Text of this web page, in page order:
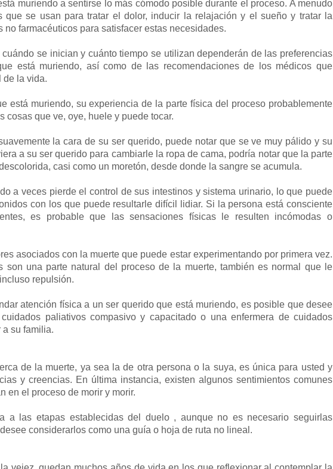
muriendo a sentirse lo más cómodo posible durante el proceso. A menudo
que se usan para tratar el dolor, inducir la relajación y el sueño y tratar la
no farmacéuticos para satisfacer estas necesidades.
se inician y cuánto tiempo se utilizan dependerán de las preferencias
está muriendo, así como de las recomendaciones de los médicos que
de la vida.
está muriendo, su experiencia de la parte física del proceso probablemente
cosas que ve, oye, huele y puede tocar.
la cara de su ser querido, puede notar que se ve muy pálido y su
a su ser querido para cambiarle la ropa de cama, podría notar que la parte
casi como un moretón, desde donde la sangre se acumula.
a veces pierde el control de sus intestinos y sistema urinario, lo que puede
con los que puede resultarle difícil lidiar. Si la persona está consciente
es probable que las sensaciones físicas le resulten incómodas o
asociados con la muerte que puede estar experimentando por primera vez.
son una parte natural del proceso de la muerte, también es normal que le
repulsión.
atención física a un ser querido que está muriendo, es posible que desee
paliativos compasivo y capacitado o una enfermera de cuidados
su familia.
de la muerte, ya sea la de otra persona o la suya, es única para usted y
y creencias. En última instancia, existen algunos sentimientos comunes
en el proceso de morir y morir.
a las etapas establecidas del duelo , aunque no es necesario seguirlas
considerarlos como una guía o hoja de ruta no lineal.